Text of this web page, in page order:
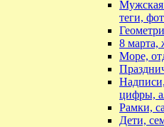
Мужская
теги,
8 марта,
Море,
цифры,
Рамки,
Дети,